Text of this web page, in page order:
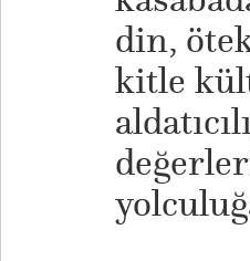
din,
kitle